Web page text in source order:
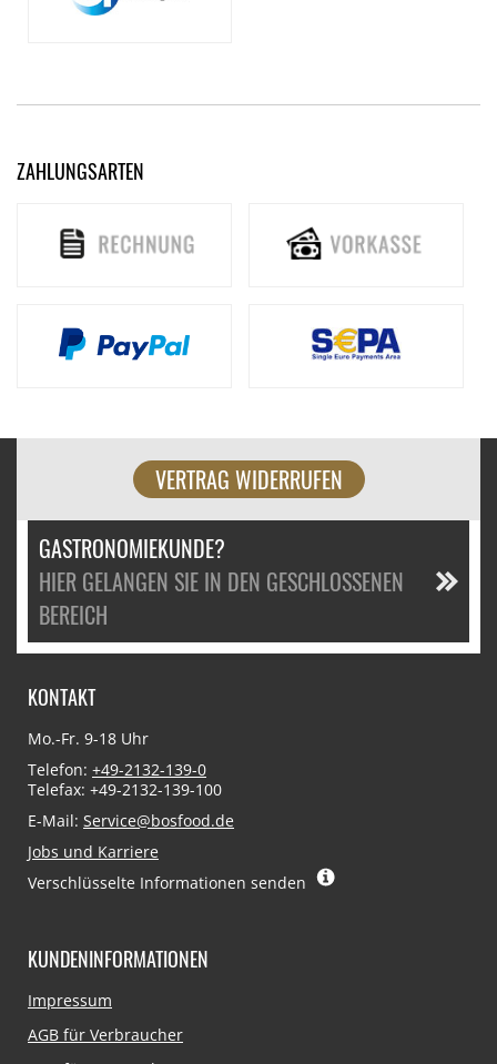
ZAHLUNGSARTEN
VERTRAG WIDERRUFEN
GASTRONOMIEKUNDE?
HIER GELANGEN SIE IN DEN GESCHLOSSENEN
BEREICH
KONTAKT
Mo.-Fr. 9-18 Uhr
Telefon: +49-2132-139-0
Telefax: +49-2132-139-100
E-Mail: Service@bosfood.de
Jobs und Karriere
Verschlüsselte Informationen senden
KUNDENINFORMATIONEN
Navigation
Impressum
AGB für Verbraucher